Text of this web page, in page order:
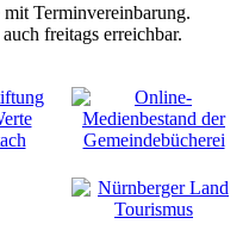
Terminvereinbarung.
freitags erreichbar.